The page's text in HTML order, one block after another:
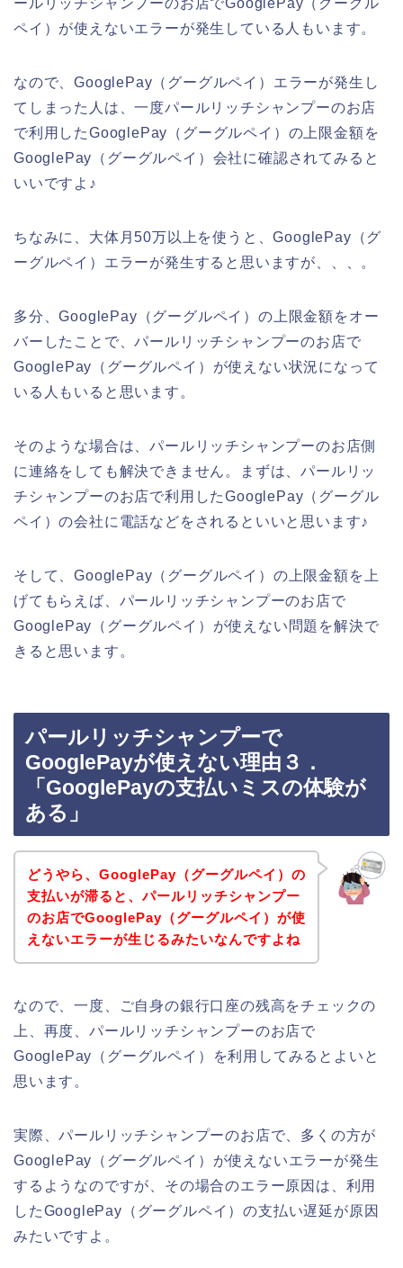
ペイ）が使えないエラーが発生している人もいます。
なので、GooglePay（グーグルペイ）エラーが発生し
てしまった人は、一度パールリッチシャンプーのお店
で利用したGooglePay（グーグルペイ）の上限金額を
GooglePay（グーグルペイ）会社に確認されてみると
いいですよ♪
ちなみに、大体月50万以上を使うと、GooglePay（グ
ーグルペイ）エラーが発生すると思いますが、、、。
多分、GooglePay（グーグルペイ）の上限金額をオー
バーしたことで、パールリッチシャンプーのお店で
GooglePay（グーグルペイ）が使えない状況になって
いる人もいると思います。
そのような場合は、パールリッチシャンプーのお店側
に連絡をしても解決できません。まずは、パールリッ
チシャンプーのお店で利用したGooglePay（グーグル
ペイ）の会社に電話などをされるといいと思います♪
そして、GooglePay（グーグルペイ）の上限金額を上
げてもらえば、パールリッチシャンプーのお店で
GooglePay（グーグルペイ）が使えない問題を解決で
きると思います。
パールリッチシャンプーで
GooglePayが使えない理由３．
「GooglePayの支払いミスの体験が
ある」
どうやら、GooglePay（グーグルペイ）の
支払いが滞ると、パールリッチシャンプー
のお店でGooglePay（グーグルペイ）が使
えないエラーが生じるみたいなんですよね
なので、一度、ご自身の銀行口座の残高をチェックの
上、再度、パールリッチシャンプーのお店で
GooglePay（グーグルペイ）を利用してみるとよいと
思います。
実際、パールリッチシャンプーのお店で、多くの方が
GooglePay（グーグルペイ）が使えないエラーが発生
するようなのですが、その場合のエラー原因は、利用
したGooglePay（グーグルペイ）の支払い遅延が原因
みたいですよ。